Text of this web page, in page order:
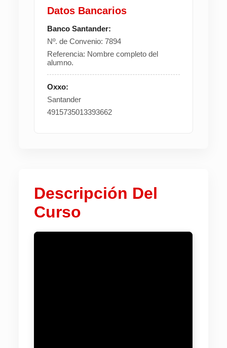
Descripción Del
Curso
Datos Bancarios
Banco Santander:
Nº. de Convenio: 7894
Referencia: Nombre completo del
alumno.
Oxxo:
Santander
4915735013393662